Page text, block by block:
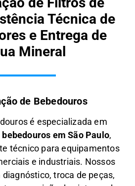
Técnica de
e Entrega de
Mineral
de Bebedouros
é especializada em
em São Paulo,
técnico para equipamentos
e industriais. Nossos
troca de peças,